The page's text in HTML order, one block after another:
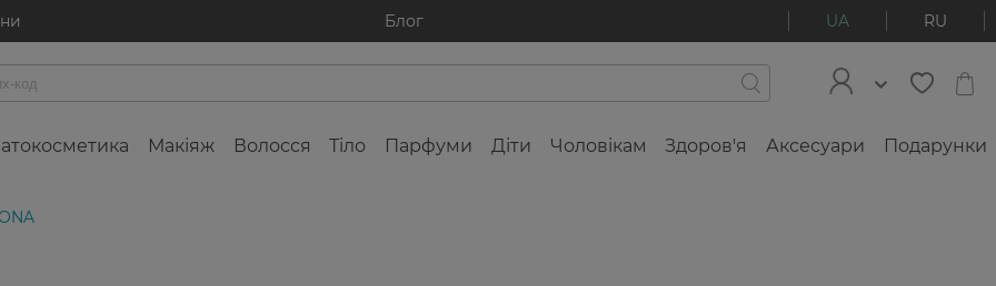
Блог UA RU
Макіяж Волосся Тіло Парфуми Діти Чоловікам Здоров'я Аксесуари Подарунки